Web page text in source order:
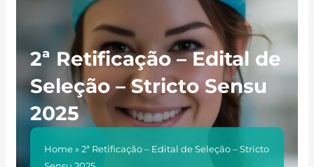
2ª Retificação – Edital de
Seleção – Stricto Sensu
2025
Home »2ª Retificação – Edital de Seleção – Stricto